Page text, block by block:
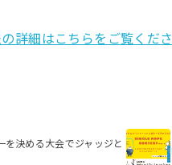
詳細はこちらをご覧くださ
決める大会でジャッジと